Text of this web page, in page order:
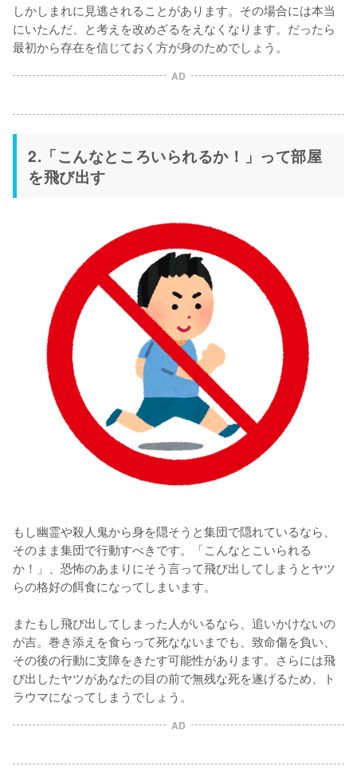
しかしまれに見逃されることがあります。その場合には本当
にいたんだ、と考えを改めざるをえなくなります。だったら
最初から存在を信じておく方が身のためでしょう。
AD
2.「こんなところいられるか！」って部屋
を飛び出す
もし幽霊や殺人鬼から身を隠そうと集団で隠れているなら、
そのまま集団で行動すべきです。「こんなとこいられる
か！」、恐怖のあまりにそう言って飛び出してしまうとヤツ
らの格好の餌食になってしまいます。
またもし飛び出してしまった人がいるなら、追いかけないの
が吉。巻き添えを食らって死なないまでも、致命傷を負い、
その後の行動に支障をきたす可能性があります。さらには飛
び出したヤツがあなたの目の前で無残な死を遂げるため、ト
ラウマになってしまうでしょう。
AD